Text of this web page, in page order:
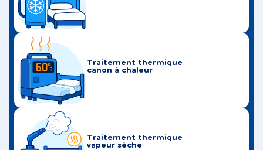
Traitement thermique
canon à chaleur
Traitement thermique
vapeur sèche